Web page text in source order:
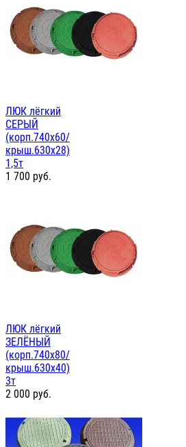
ЛЮК лёгкий
СЕРЫЙ
(корп.740х60/
крыш.630х28)
1,5т
1 700 руб.
ЛЮК лёгкий
ЗЕЛЁНЫЙ
(корп.740х80/
крыш.630х40)
3т
2 000 руб.